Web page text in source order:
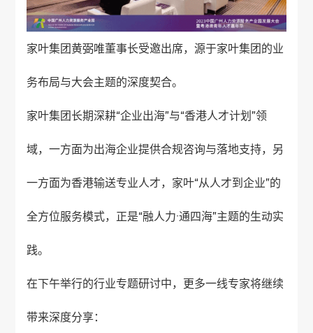
家叶集团黄弼唯董事长受邀出席，源于家叶集团的业
务布局与大会主题的深度契合。
家叶集团长期深耕“企业出海”与“香港人才计划”领
域，一方面为出海企业提供合规咨询与落地支持，另
一方面为香港输送专业人才，家叶“从人才到企业”的
全方位服务模式，正是“融人力·通四海”主题的生动实
践。
在下午举行的行业专题研讨中，更多一线专家将继续
带来深度分享：